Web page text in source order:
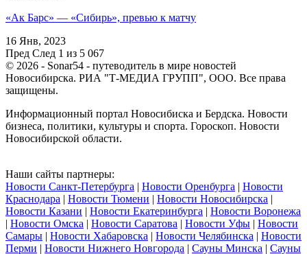
«Ак Барс» — «Сибирь», превью к матчу
16 Янв, 2023
Пред След 1 из 5 067
© 2026 - Sonar54 - путеводитель в мире новостей
Новосибирска. РИА "Т-МЕДИА ГРУПП", ООО. Все права
защищены.
Информационный портал Новосибиска и Бердска. Новости
бизнеса, политики, культуры и спорта. Гороскоп. Новости
Новосибирской области.
Наши сайты партнеры:
Новости Санкт-Петербурга | Новости Оренбурга | Новости
Краснодара | Новости Тюмени | Новости Новосибирска |
Новости Казани | Новости Екатеринбурга | Новости Воронежа
| Новости Омска | Новости Саратова | Новости Уфы | Новости
Самары | Новости Хабаровска | Новости Челябинска | Новости
Перми | Новости Нижнего Новгорода | Сауны Минска | Сауны